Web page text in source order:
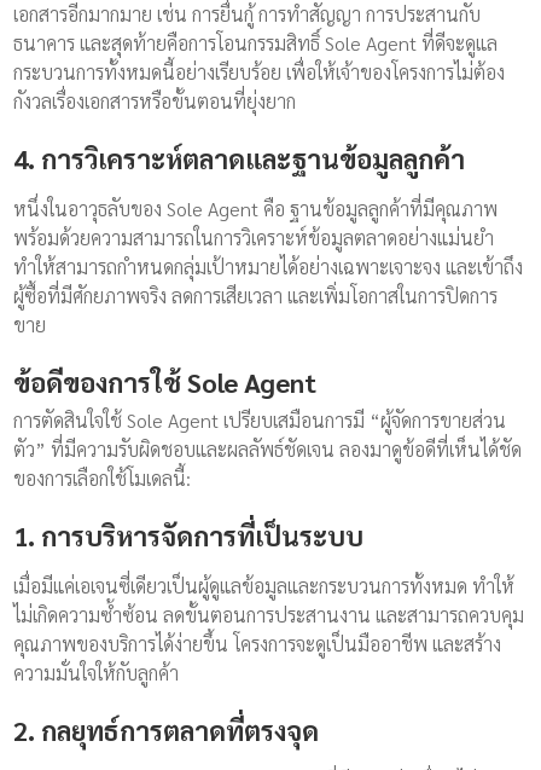
เอกสารอีกมากมาย เช่น การยื่นกู้ การทำสัญญา การประสานกับ
ธนาคาร และสุดท้ายคือการโอนกรรมสิทธิ์ Sole Agent ที่ดีจะดูแล
กระบวนการทั้งหมดนี้อย่างเรียบร้อย เพื่อให้เจ้าของโครงการไม่ต้อง
กังวลเรื่องเอกสารหรือขั้นตอนที่ยุ่งยาก
4. การวิเคราะห์ตลาดและฐานข้อมูลลูกค้า
หนึ่งในอาวุธลับของ Sole Agent คือ ฐานข้อมูลลูกค้าที่มีคุณภาพ
พร้อมด้วยความสามารถในการวิเคราะห์ข้อมูลตลาดอย่างแม่นยำ
ทำให้สามารถกำหนดกลุ่มเป้าหมายได้อย่างเฉพาะเจาะจง และเข้าถึง
ผู้ซื้อที่มีศักยภาพจริง ลดการเสียเวลา และเพิ่มโอกาสในการปิดการ
ขาย
ข้อดีของการใช้ Sole Agent
การตัดสินใจใช้ Sole Agent เปรียบเสมือนการมี “ผู้จัดการขายส่วน
ตัว” ที่มีความรับผิดชอบและผลลัพธ์ชัดเจน ลองมาดูข้อดีที่เห็นได้ชัด
ของการเลือกใช้โมเดลนี้:
1. การบริหารจัดการที่เป็นระบบ
เมื่อมีแค่เอเจนซี่เดียวเป็นผู้ดูแลข้อมูลและกระบวนการทั้งหมด ทำให้
ไม่เกิดความซ้ำซ้อน ลดขั้นตอนการประสานงาน และสามารถควบคุม
คุณภาพของบริการได้ง่ายขึ้น โครงการจะดูเป็นมืออาชีพ และสร้าง
ความมั่นใจให้กับลูกค้า
2. กลยุทธ์การตลาดที่ตรงจุด